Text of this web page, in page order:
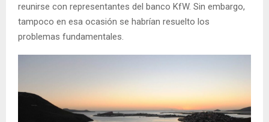
reunirse con representantes del banco KfW. Sin embargo,
tampoco en esa ocasión se habrían resuelto los
problemas fundamentales.